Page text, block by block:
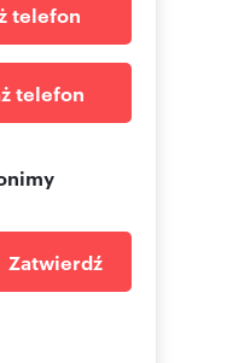
telefon
telefon
Zatwierdź